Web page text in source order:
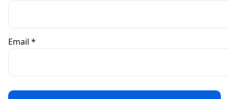
Email *